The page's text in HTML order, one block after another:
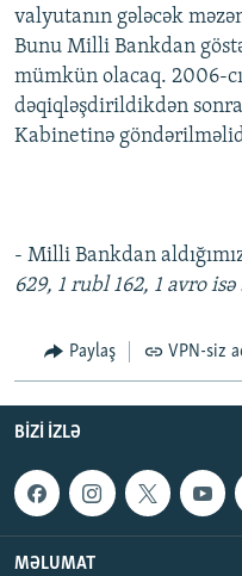
valyutanın gələcək
Bunu Milli Bankdan
mümkün olacaq. 2006-
dəqiqləşdirildikdən
Kabinetinə
- Milli Bankdan
629, 1 rubl 162, 1 avro
Paylaş VPN-siz
BIZI IZLƏ
MƏLUMAT